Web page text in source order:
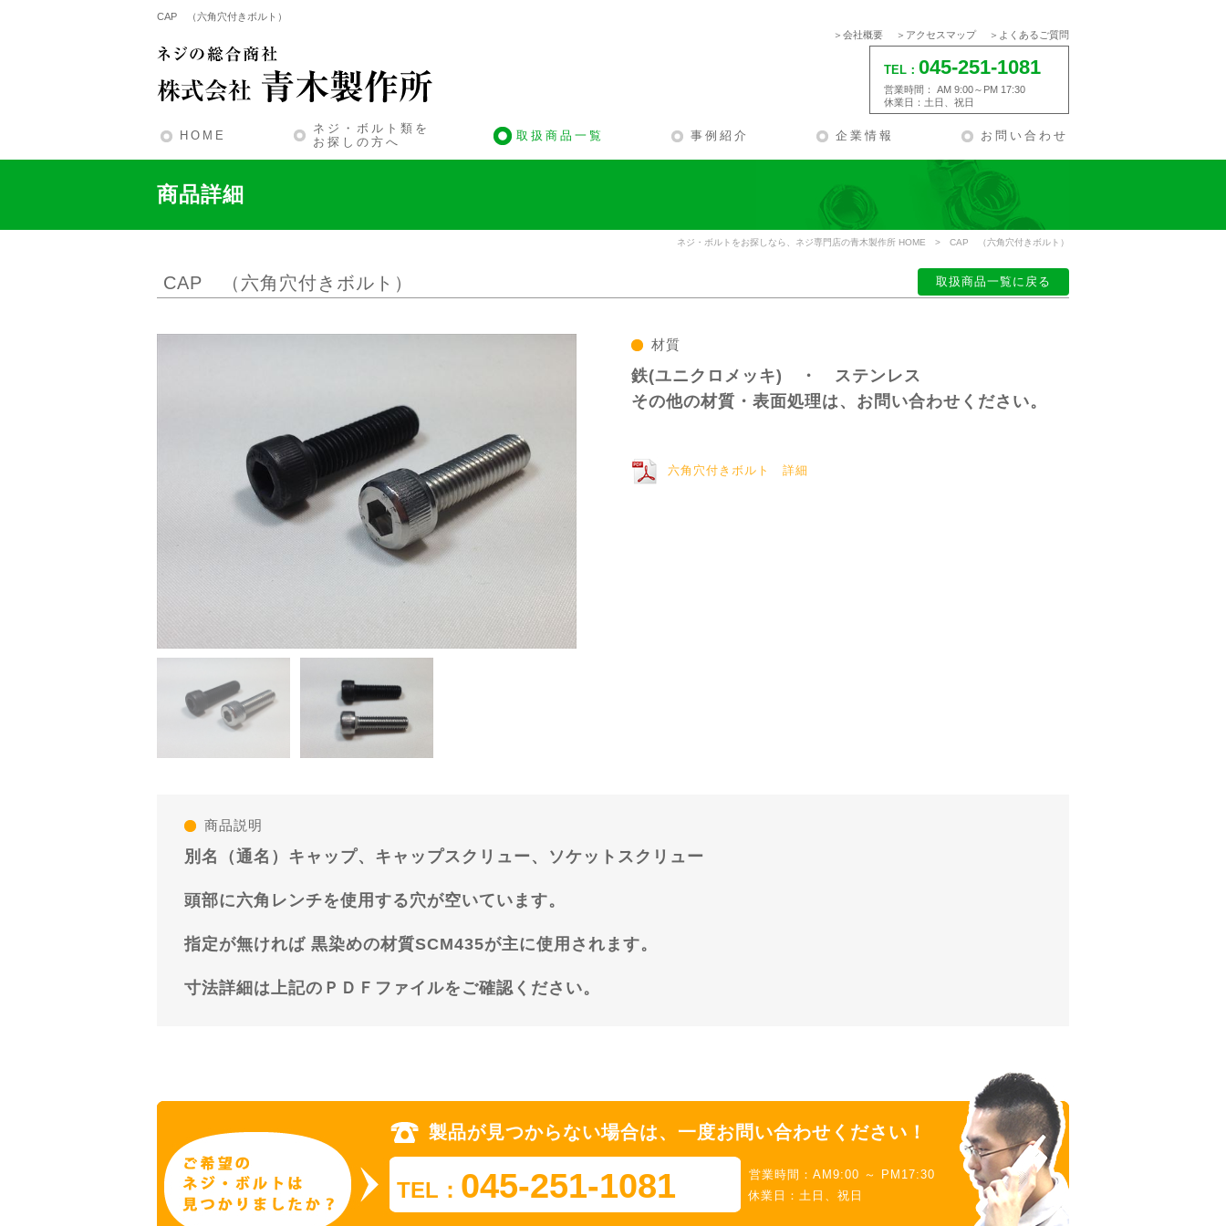
CAP （六角穴付きボルト）
会社概要
アクセスマップ よくあるご質問
TEL： 045-251-1081
営業時間： AM 9:00～PM 17:30
休業日：土日、祝日
HOME
ネジ・ボルト類を
お探しの方へ
取扱商品一覧 事例紹介 企業情報 お問い合わせ
商品詳細
ネジ・ボルトをお探しなら、ネジ専門店の青木製作所 HOME > CAP （六角穴付きボルト）
CAP （六角穴付きボルト） 取扱商品一覧に戻る
材質
鉄(ユニクロメッキ) ・ ステンレス
その他の材質・表面処理は、お問い合わせください。
六角穴付きボルト 詳細
商品説明
別名（通名）キャップ、キャップスクリュー、ソケットスクリュー
頭部に六角レンチを使用する穴が空いています。
指定が無ければ 黒染めの材質SCM435が主に使用されます。
寸法詳細は上記のＰＤＦファイルをご確認ください。
製品が見つからない場合は、一度お問い合わせください！
TEL： 045-251-1081
営業時間：AM9:00 ～ PM17:30
休業日：土日、祝日